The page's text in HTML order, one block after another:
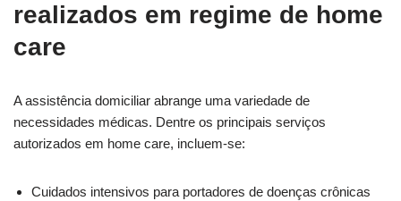
realizados em regime de home
care
A assistência domiciliar abrange uma variedade de
necessidades médicas. Dentre os principais serviços
autorizados em home care, incluem-se:
Cuidados intensivos para portadores de doenças crônicas